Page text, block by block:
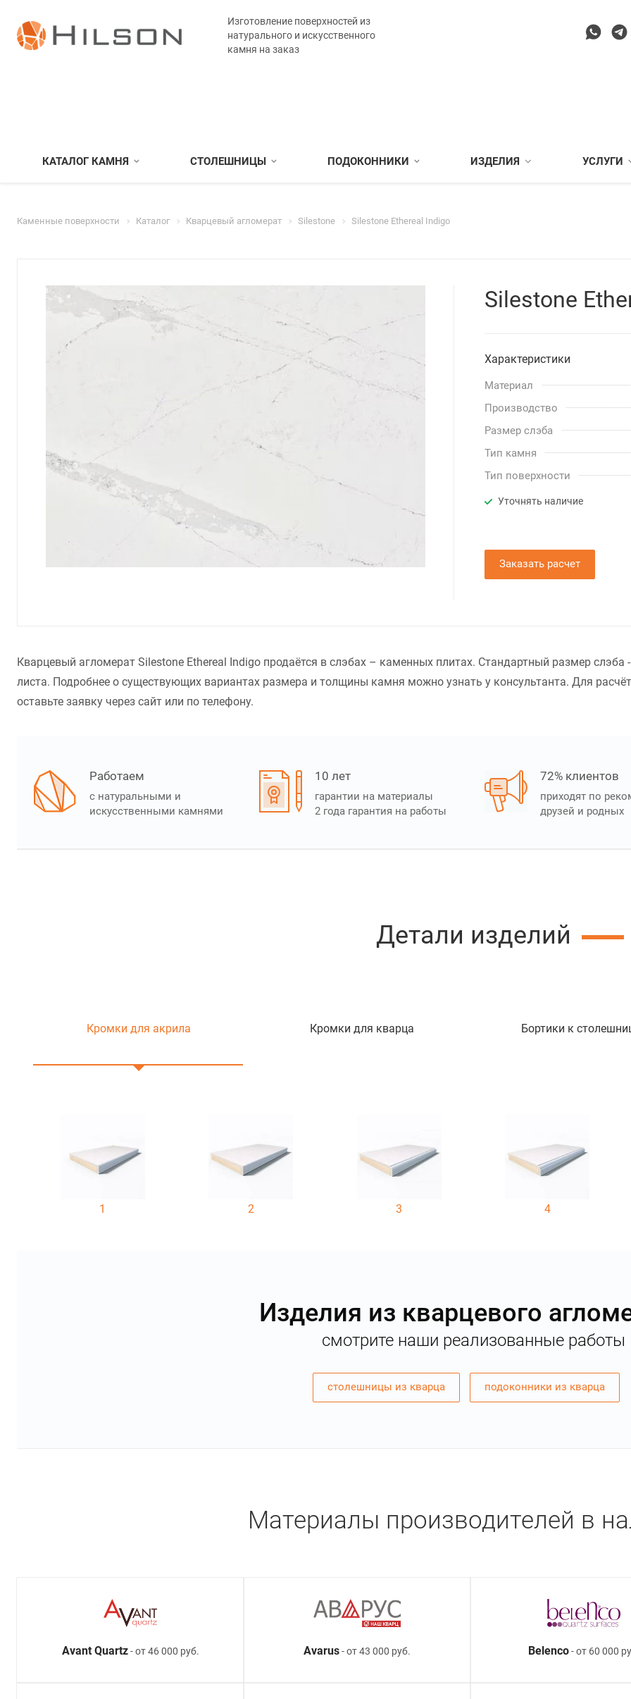
Изготовление поверхностей из
натурального и искусственного
камня на заказ
КАТАЛОГ КАМНЯ СТОЛЕШНИЦЫ ПОДОКОННИКИ ИЗДЕЛИЯ УСЛУГИ
Каменные поверхности Каталог Кварцевый агломерат Silestone Silestone Ethereal Indigo
Silestone
Характеристики
Материал
Производство
Размер слэба
Тип камня
Тип поверхности
Уточнять наличие
Заказать расчет
Кварцевый агломерат Silestone Ethereal Indigo продаётся в слэбах – каменных плитах. Стандартный размер
листа. Подробнее о существующих вариантах размера и толщины камня можно узнать у консультанта. Для
оставьте заявку через сайт или по телефону.
Работаем
с натуральными и
искусственными камнями
10 лет
гарантии на материалы
2 года гарантия на работы
72% клиентов
приходят по
друзей и родных
Детали изделий
Кромки для акрила Кромки для кварца Бортики к
1 2 3 4
Изделия из кварцевого
смотрите наши реализованные работы
столешницы из кварца подоконники из кварца
Материалы производителей в
Avant Quartz- от 46 000 руб. Avarus- от 43 000 руб. Belenco- от 60 000